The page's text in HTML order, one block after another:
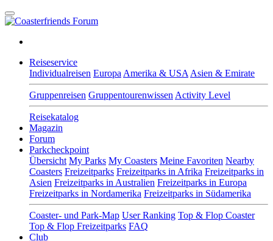
Reiseservice
Individualreisen Europa Amerika & USA Asien & Emirate
Gruppenreisen Gruppentourenwissen Activity Level
Reisekatalog
Magazin
Forum
Parkcheckpoint
Übersicht My Parks My Coasters Meine Favoriten Nearby
Coasters Freizeitparks Freizeitparks in Afrika Freizeitparks in
Asien Freizeitparks in Australien Freizeitparks in Europa
Freizeitparks in Nordamerika Freizeitparks in Südamerika
Coaster- und Park-Map User Ranking Top & Flop Coaster
Top & Flop Freizeitparks FAQ
Club